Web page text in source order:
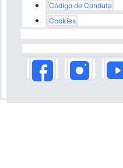
Código de Conduta
Cookies